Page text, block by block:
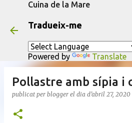
Cuina de la Mare
Tradueix-me
Powered by Translate
Pollastre amb sípia i
publicat per blogger el dia d’abril 27, 2020